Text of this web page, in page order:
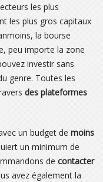
les plus
les plus gros capitaux
la bourse
peu importe la zone
investir sans
genre. Toutes les
des plateformes
un budget de moins
un minimum de
de contacter
avez également la